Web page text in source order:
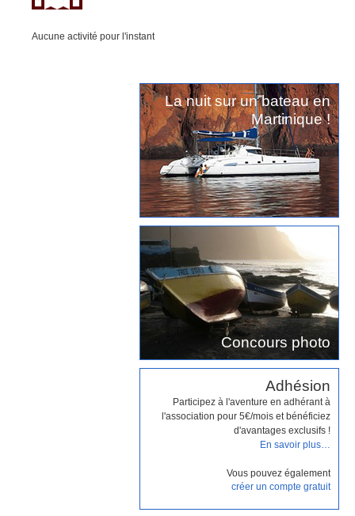
Aucune activité pour l'instant
La nuit sur un bateau en
Martinique !
Concours photo
Adhésion
Participez à l'aventure en adhérant à
l'association pour 5€/mois et bénéficiez
d'avantages exclusifs !
En savoir plus…
Vous pouvez également
créer un compte gratuit